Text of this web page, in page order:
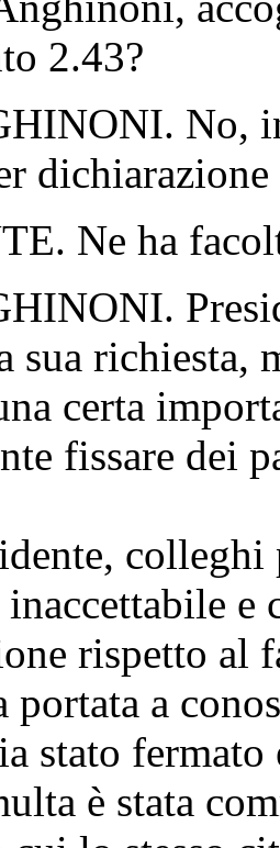
2.43?
No,
Ne ha
sua richiesta,
certa
fissare dei
e
rispetto al
portata a
stato
è stata